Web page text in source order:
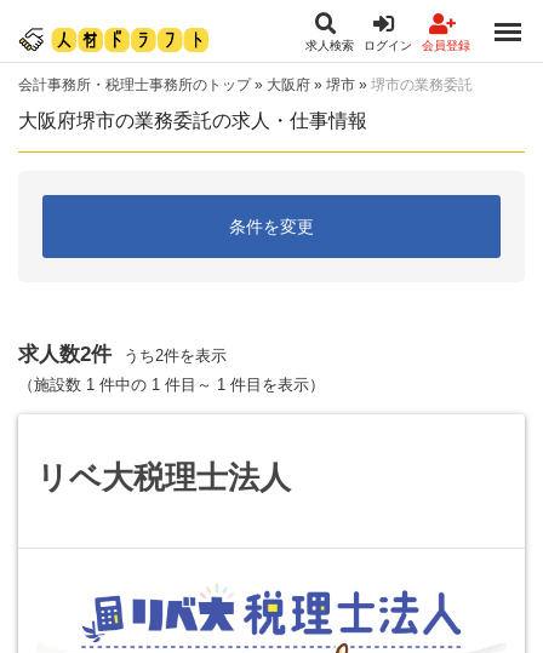
求人検索 ログイン 会員登録
会計事務所・税理士事務所のトップ» 大阪府 » 堺市 » 堺市の業務委託
大阪府堺市の業務委託の求人・仕事情報
条件を変更
求人数2件
うち2件を表示
（施設数 1 件中の 1 件目～ 1 件目を表示）
リベ大税理士法人